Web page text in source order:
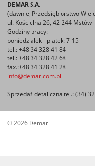
DEMAR S.A.
(dawniej Przedsiębiorstwo
ul. Kościelna 26, 42-244 Mstów
Godziny pracy:
poniedziałek - piątek: 7-15
tel.: +48 34 328 41 84
tel.: +48 34 328 42 68
fax.:+48 34 328 41 28
info@demar.com.pl
Sprzedaż detaliczna tel.: (34)
© 2026 Demar